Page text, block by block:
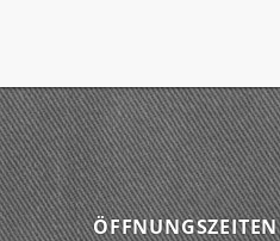
ÖFFNUNGSZEITEN